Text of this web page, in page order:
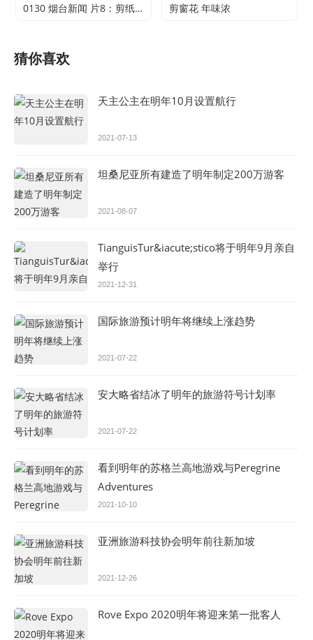
0130 烟台新闻 片8：剪纸传承 不止于传统 剪窗花 年味浓
猜你喜欢
天主公主在明年10月设置航行
2021-07-13
坦桑尼亚所有建造了明年制定200万游客
2021-08-07
TianguisTur&iacute;stico将于明年9月亲自
举行
2021-12-31
国际旅游预计明年将继续上涨趋势
2021-07-22
安大略省结冰了明年的旅游符号计划率
2021-07-22
看到明年的苏格兰高地游戏与Peregrine
Adventures
2021-10-10
亚洲旅游科技协会明年前往新加坡
2021-12-26
Rove Expo 2020明年将迎来第一批客人